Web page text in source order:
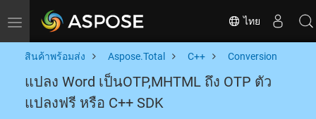
Toggle navigation ไทย
สินค้าพร้อมส่ง Aspose.Total C++ Conversion
แปลง Word เป็นOTP,MHTML ถึง OTP ตัว
แปลงฟรี หรือ C++ SDK